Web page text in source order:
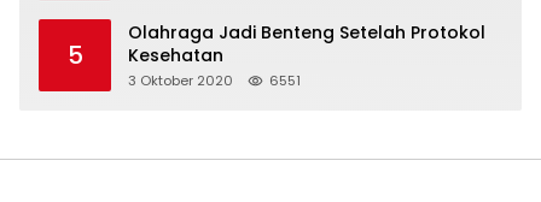
5
Olahraga Jadi Benteng Setelah Protokol
Kesehatan
3 Oktober 2020 6551